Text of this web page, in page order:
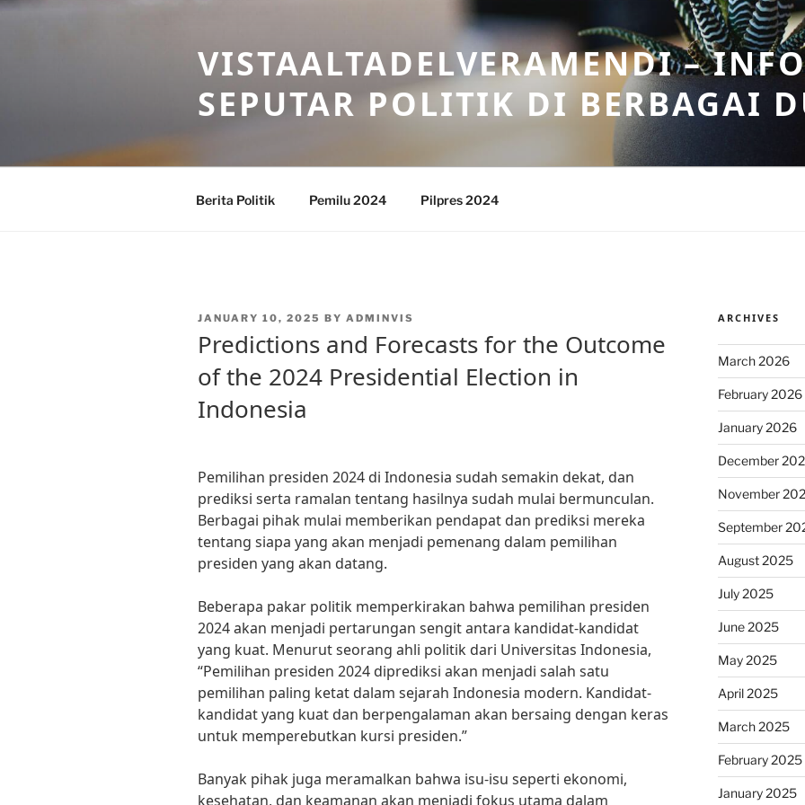
Skip
VISTAALTADELVERAMENDI –
SEPUTAR POLITIK DI BERBAGAI
Berita Politik Pemilu 2024 Pilpres 2024
POSTED
JANUARY 10, 2025 BY ADMINVIS
Predictions and Forecasts for the Outcome
of the 2024 Presidential Election in
Indonesia
Pemilihan presiden 2024 di Indonesia sudah semakin dekat, dan
prediksi serta ramalan tentang hasilnya sudah mulai bermunculan.
Berbagai pihak mulai memberikan pendapat dan prediksi mereka
tentang siapa yang akan menjadi pemenang dalam pemilihan
presiden yang akan datang.
Beberapa pakar politik memperkirakan bahwa pemilihan presiden
2024 akan menjadi pertarungan sengit antara kandidat-kandidat
yang kuat. Menurut seorang ahli politik dari Universitas Indonesia,
“Pemilihan presiden 2024 diprediksi akan menjadi salah satu
pemilihan paling ketat dalam sejarah Indonesia modern. Kandidat-
kandidat yang kuat dan berpengalaman akan bersaing dengan keras
untuk memperebutkan kursi presiden.”
Banyak pihak juga meramalkan bahwa isu-isu seperti ekonomi,
kesehatan, dan keamanan akan menjadi fokus utama dalam
ARCHIVES
March 2026
February 2026
January 2026
December
November
September
August 2025
July 2025
June 2025
May 2025
April 2025
March 2025
February 2025
January 2025